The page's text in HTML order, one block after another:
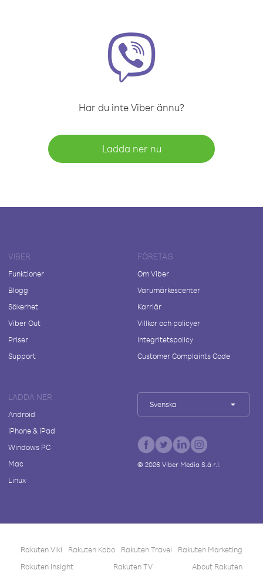
Har du inte Viber ännu?
Ladda ner nu
VIBER
Funktioner
Blogg
Säkerhet
Viber Out
Priser
Support
FÖRETAG
Om Viber
Varumärkescenter
Karriär
Villkor och policyer
Integritetspolicy
Customer Complaints Code
LADDA NER
Android
iPhone & iPad
Windows PC
Mac
Linux
Svenska
© 2026Viber Media S.à r.l.
Rakuten Viki Rakuten Kobo Rakuten Travel
Rakuten Marketing
Rakuten Insight
Rakuten TV About Rakuten